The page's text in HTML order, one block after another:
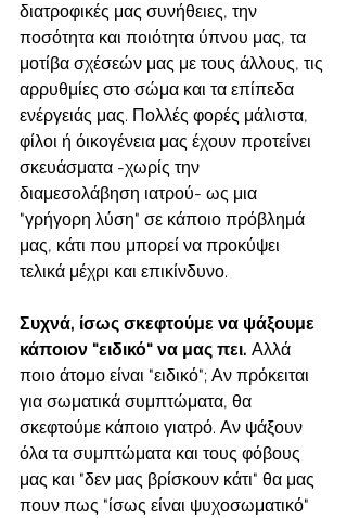
διατροφικές μας συνήθειες, την
ποσότητα και ποιότητα ύπνου μας, τα
μοτίβα σχέσεών μας με τους άλλους, τις
αρρυθμίες στο σώμα και τα επίπεδα
ενέργειάς μας. Πολλές φορές μάλιστα,
φίλοι ή όικογένεια μας έχουν προτείνει
σκευάσματα -χωρίς την
διαμεσολάβηση ιατρού- ως μια
"γρήγορη λύση" σε κάποιο πρόβλημά
μας, κάτι που μπορεί να προκύψει
τελικά μέχρι και επικίνδυνο.
Συχνά, ίσως σκεφτούμε να ψάξουμε
κάποιον "ειδικό" να μας πει. Αλλά
ποιο άτομο είναι "ειδικό"; Αν πρόκειται
για σωματικά συμπτώματα, θα
σκεφτούμε κάποιο γιατρό. Αν ψάξουν
όλα τα συμπτώματα και τους φόβους
μας και "δεν μας βρίσκουν κάτι" θα μας
πουν πως "ίσως είναι ψυχοσωματικό"